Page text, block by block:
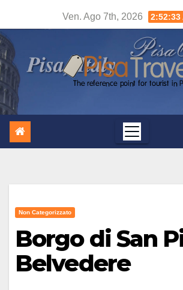
contenuto
Ven. Ago 7th, 2026 2:52:34
Non Categorizzato
Borgo di San
Belvedere